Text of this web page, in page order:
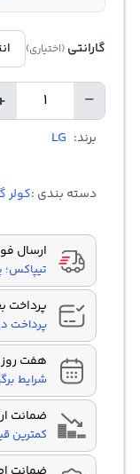
گارانتی (اختیاری)
−
Quantity
برند: LG
دسته بندی :کولر
ارسال
پرداخت
پرداخت
هفت
شرایط
ضمانت
کمترین